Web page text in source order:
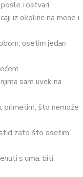
i ostvari.
iz okoline na mene i
osetim jedan
sam uvek na
primetim, što nemože
zato što osetim
s uma, biti